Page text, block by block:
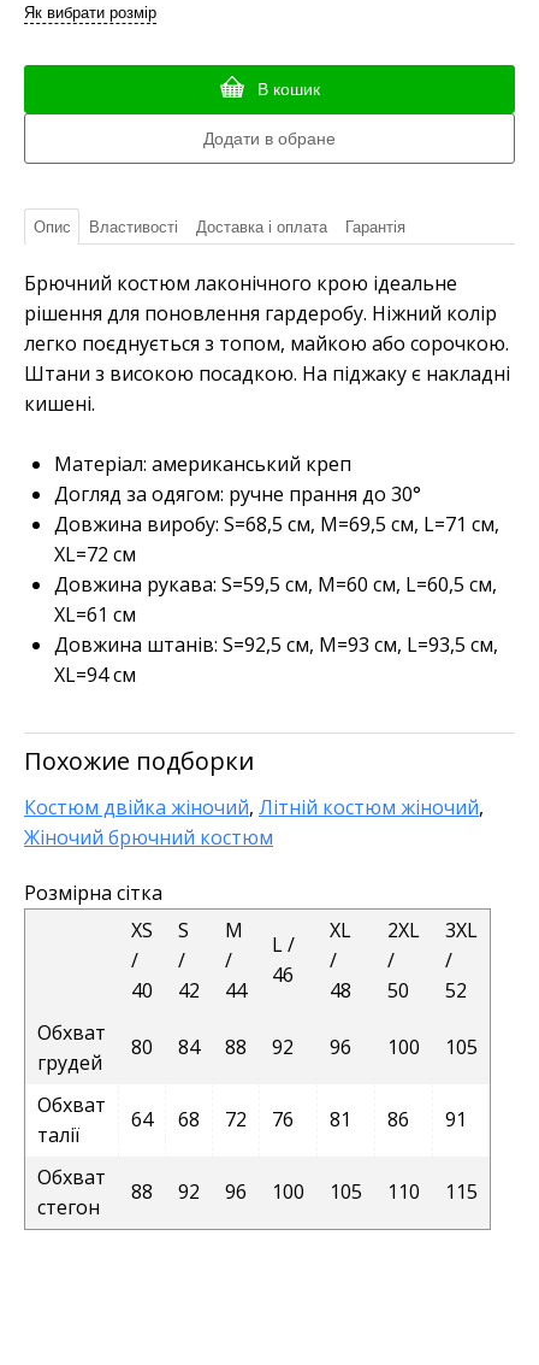
Як вибрати розмір
В кошик
Опис Властивості Доставка і оплата Гарантія
Брючний костюм лаконічного крою ідеальне
рішення для поновлення гардеробу. Ніжний колір
легко поєднується з топом, майкою або сорочкою.
Штани з високою посадкою. На піджаку є накладні
кишені.
Матеріал: американський креп
Догляд за одягом: ручне прання до 30°
Довжина виробу: S=68,5 см, M=69,5 см, L=71 см,
XL=72 см
Довжина рукава: S=59,5 см, M=60 см, L=60,5 см,
XL=61 см
Довжина штанів: S=92,5 см, M=93 см, L=93,5 см,
XL=94 см
Похожие подборки
Костюм двійка жіночий, Літній костюм жіночий,
Жіночий брючний костюм
Розмірна сітка
XS
/
40
S
/
42
M
/
44
L /
46
XL
/
48
2XL
/
50
3XL
/
52
Обхват
грудей
80 84 88 92 96 100 105
Обхват
талії
64 68 72 76 81 86 91
Обхват
стегон
88 92 96 100 105 110 115